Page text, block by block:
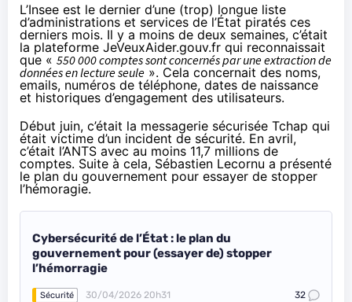
L’Insee est le dernier d’une (trop) longue liste
d’administrations et services de l’État piratés ces
derniers mois. Il y a moins de deux semaines, c’était
la plateforme JeVeuxAider.gouv.fr qui reconnaissait
que « 550 000 comptes sont concernés par une extraction de
données en lecture seule ». Cela concernait des noms,
emails, numéros de téléphone, dates de naissance
et historiques d’engagement des utilisateurs.
Début juin, c’était la messagerie sécurisée Tchap qui
était victime d’un incident de sécurité. En avril,
c’était l’ANTS avec au moins 11,7 millions de
comptes. Suite à cela, Sébastien Lecornu a présenté
le plan du gouvernement pour essayer de stopper
l’hémoragie.
Cybersécurité de l’État : le plan du
gouvernement pour (essayer de) stopper
l’hémorragie
Sécurité 30/04/2026 20h31 32